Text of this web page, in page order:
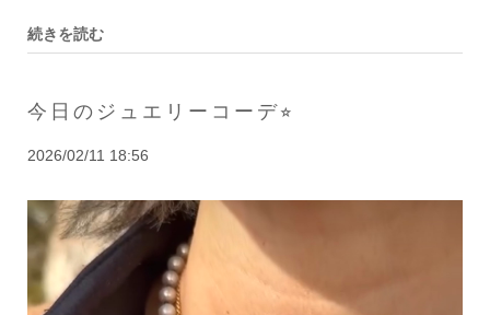
続きを読む
今日のジュエリーコーデ⭐︎
2026/02/11 18:56